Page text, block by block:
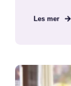
Les mer